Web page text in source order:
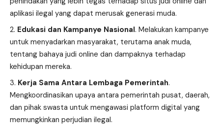
aplikasi ilegal yang dapat merusak generasi muda.
Edukasi dan Kampanye Nasional. Melakukan kampanye
untuk menyadarkan masyarakat, terutama anak muda,
tentang bahaya judi online dan dampaknya terhadap
kehidupan mereka.
Kerja Sama Antara Lembaga Pemerintah.
Mengkoordinasikan upaya antara pemerintah pusat, daerah,
dan pihak swasta untuk mengawasi platform digital yang
memungkinkan perjudian ilegal.